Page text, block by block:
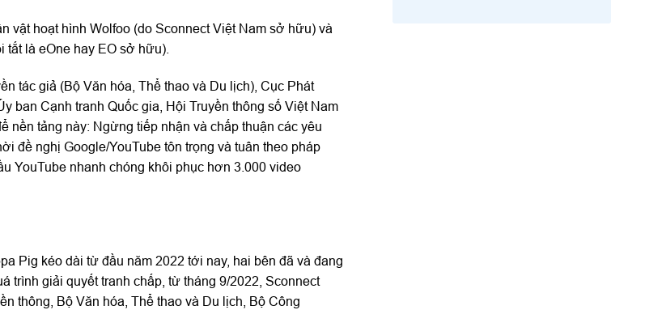
vật hoạt hình Wolfoo (do Sconnect Việt Nam sở hữu) và
tắt là eOne hay EO sở hữu).
tác giả (Bộ Văn hóa, Thể thao và Du lịch), Cục Phát
ban Cạnh tranh Quốc gia, Hội Truyền thông số Việt Nam
nền tảng này: Ngừng tiếp nhận và chấp thuận các yêu
đề nghị Google/YouTube tôn trọng và tuân theo pháp
YouTube nhanh chóng khôi phục hơn 3.000 video
Pig kéo dài từ đầu năm 2022 tới nay, hai bên đã và đang
trình giải quyết tranh chấp, từ tháng 9/2022, Sconnect
thông, Bộ Văn hóa, Thể thao và Du lịch, Bộ Công